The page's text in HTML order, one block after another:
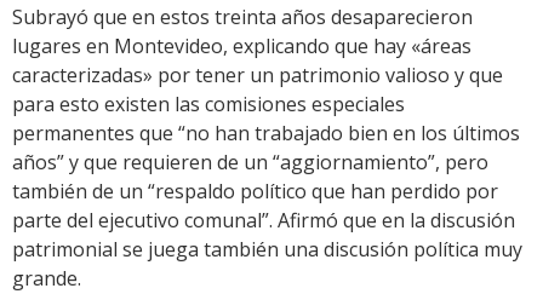
Subrayó que en estos treinta años desaparecieron
lugares en Montevideo, explicando que hay «áreas
caracterizadas» por tener un patrimonio valioso y que
para esto existen las comisiones especiales
permanentes que “no han trabajado bien en los últimos
años” y que requieren de un “aggiornamiento”, pero
también de un “respaldo político que han perdido por
parte del ejecutivo comunal”. Afirmó que en la discusión
patrimonial se juega también una discusión política muy
grande.